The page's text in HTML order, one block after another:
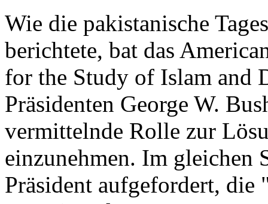
Wie die pakistanische
berichtete, bat das
for the Study of Islam and
Präsidenten George W.
vermittelnde Rolle zur
einzunehmen. Im gleichen
Präsident aufgefordert, die